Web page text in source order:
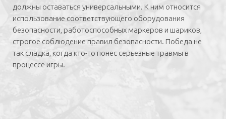
должны оставаться универсальными. К ним относится
использование соответствующего оборудования
безопасности, работоспособных маркеров и шариков,
строгое соблюдение правил безопасности. Победа не
так сладка, когда кто-то понес серьезные травмы в
процессе игры.